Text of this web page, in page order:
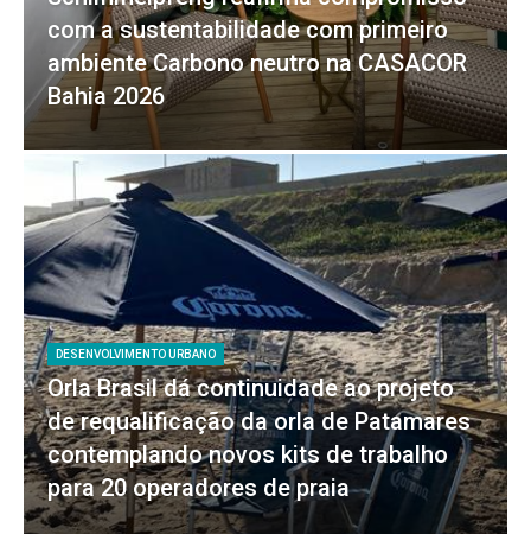
com a sustentabilidade com primeiro
ambiente Carbono neutro na CASACOR
Bahia 2026
DESENVOLVIMENTO URBANO
Orla Brasil dá continuidade ao projeto
de requalificação da orla de Patamares
contemplando novos kits de trabalho
para 20 operadores de praia